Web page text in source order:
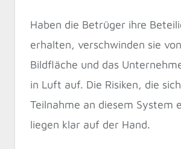
Haben die Betrüger ihre
erhalten, verschwinden sie
Bildfläche und das
in Luft auf. Die Risiken, die
Teilnahme an diesem System
liegen klar auf der Hand.